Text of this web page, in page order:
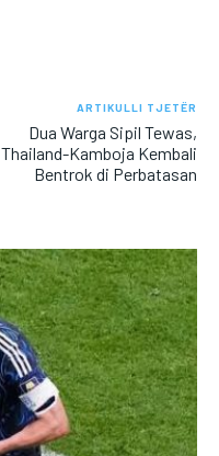
ARTIKULLI TJETËR
Dua Warga Sipil Tewas,
Thailand-Kamboja Kembali
Bentrok di Perbatasan